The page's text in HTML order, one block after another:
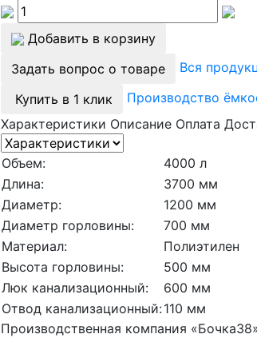
Добавить в корзину
Задать вопрос о товаре
Вся
Купить в 1 клик
Производство
Характеристики Описание Оплата
Объем:
4000 л
Длина:
3700 мм
Диаметр:
1200 мм
Диаметр горловины:
700 мм
Материал:
Полиэтилен
Высота горловины:
500 мм
Люк канализационный:
600 мм
Отвод канализационный:110 мм
Производственная компания